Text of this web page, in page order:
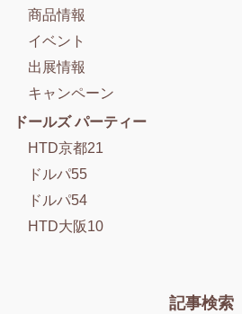
商品情報
イベント
出展情報
キャンペーン
ドールズ パーティー
HTD京都21
ドルパ55
ドルパ54
HTD大阪10
記事検索